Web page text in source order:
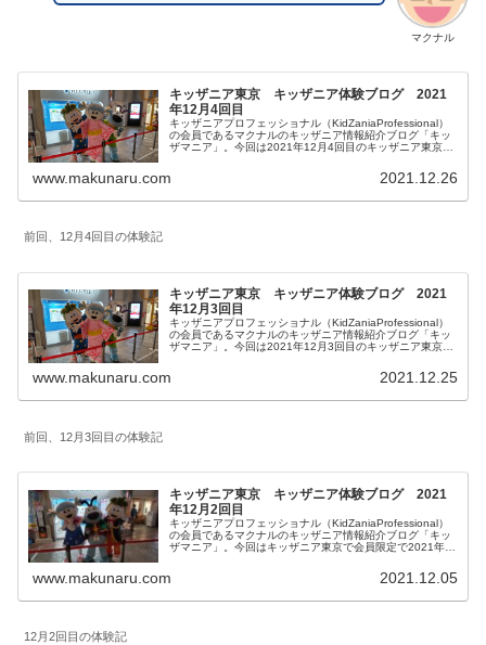
マクナル
キッザニア東京 キッザニア体験ブログ 2021
年12月4回目
キッザニアプロフェッショナル（KidZaniaProfessional）
の会員であるマクナルのキッザニア情報紹介ブログ「キッ
ザマニア」。今回は2021年12月4回目のキッザニア東京体
www.makunaru.com 2021.12.26
前回、12月4回目の体験記
キッザニア東京 キッザニア体験ブログ 2021
年12月3回目
キッザニアプロフェッショナル（KidZaniaProfessional）
の会員であるマクナルのキッザニア情報紹介ブログ「キッ
ザマニア」。今回は2021年12月3回目のキッザニア東京体
www.makunaru.com 2021.12.25
前回、12月3回目の体験記
キッザニア東京 キッザニア体験ブログ 2021
年12月2回目
キッザニアプロフェッショナル（KidZaniaProfessional）
の会員であるマクナルのキッザニア情報紹介ブログ「キッ
ザマニア」。今回はキッザニア東京で会員限定で2021年
www.makunaru.com 2021.12.05
12月2回目の体験記